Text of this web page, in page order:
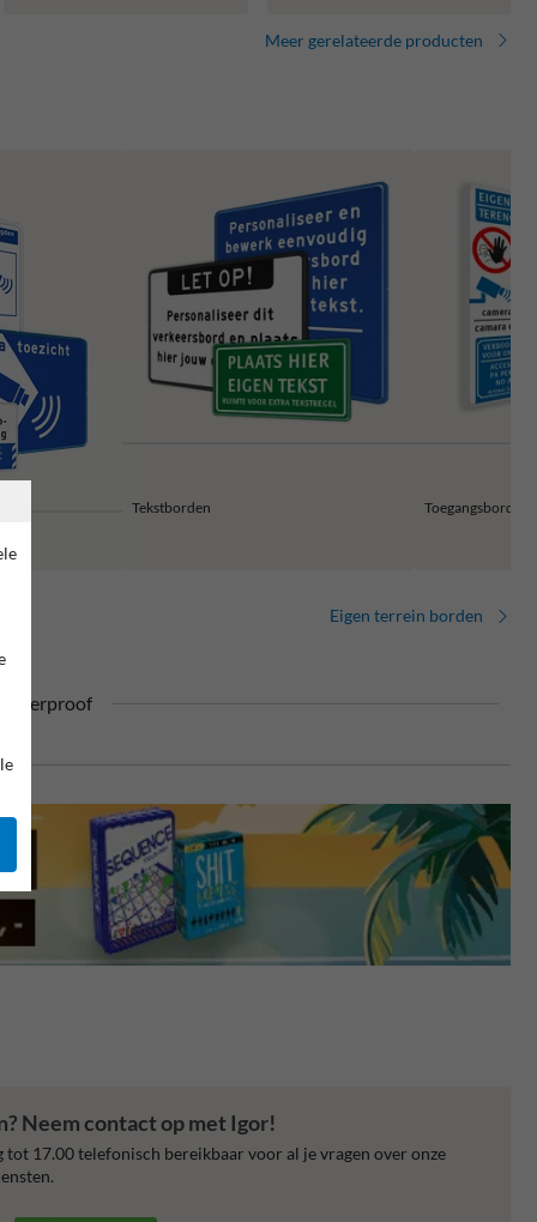
Meer gerelateerde producten
Tekstborden Toegangsborden
Eigen terrein borden
Neem contact op met Igor!
tot 17.00 telefonisch bereikbaar voor al je vragen over onze